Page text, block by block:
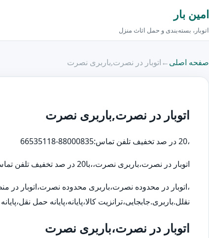
امین بار
اتوبار، بسته‌بندی و حمل اثاث منزل
صفحه اصلی←اتوبار در نصرت,باربری نصرت
اتوبار در نصرت,باربری نصرت
،20 در صد تخفیف تلفن تماس:88000835-66535118
اتوبار در نصرت،باربری نصرت،،با20 در صد تخفیف تلفن تماس:88000835
،اتوبار در محدوده نصرت،باربری محدوده نصرت،اتوبار
نقلل.باربری.جابجایی،ترانزیت کالا،پایانه،پایانه حمل نقل،پایانه حمل
اتوبار در نصرت،باربری نصرت